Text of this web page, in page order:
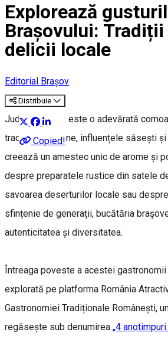
Explorează
Brașovului:
delicii locale
Editorial Brașov
Distribuie
Copied!
Județul Brașov este o adevărată
tradițiile montane, influențele săsești
creează un amestec unic de arome și
despre preparatele rustice din satele
savoarea deserturilor locale sau
sfințenie de generații, bucătăria
autenticitatea și diversitatea.
Întreaga poveste a acestei
explorată pe platforma România
Gastronomiei Tradiționale Românești,
regăsește sub denumirea „4